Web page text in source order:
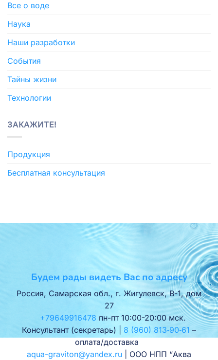
Все о воде
Наука
Наши разработки
События
Тайны жизни
Технологии
ЗАКАЖИТЕ!
Продукция
Бесплатная консультация
Будем рады видеть Вас по адресу
Россия, Самарская обл., г. Жигулевск, В-1, дом
27
+79649916478 пн-пт 10:00-20:00 мск.
Консультант (секретарь) | 8 (960) 813‑90‑61 –
оплата/доставка
aqua-graviton@yandex.ru | ООО НПП “Аква